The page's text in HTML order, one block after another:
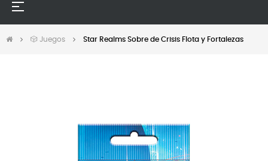
Navegación
☰
🎲 Juegos Star Realms Sobre de Crisis Flota y Fortalezas